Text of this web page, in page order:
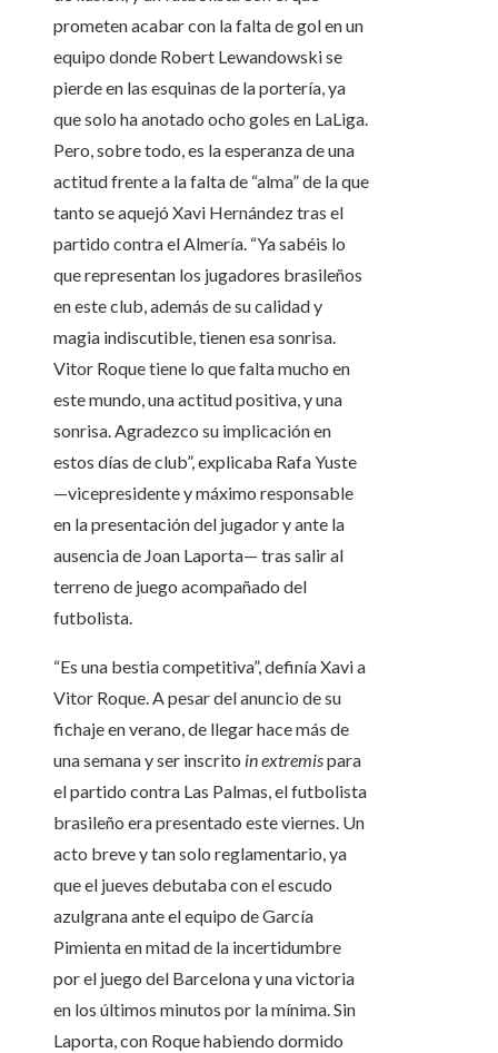
prometen acabar con la falta de gol en un
equipo donde Robert Lewandowski se
pierde en las esquinas de la portería, ya
que solo ha anotado ocho goles en LaLiga.
Pero, sobre todo, es la esperanza de una
actitud frente a la falta de “alma” de la que
tanto se aquejó Xavi Hernández tras el
partido contra el Almería. “Ya sabéis lo
que representan los jugadores brasileños
en este club, además de su calidad y
magia indiscutible, tienen esa sonrisa.
Vitor Roque tiene lo que falta mucho en
este mundo, una actitud positiva, y una
sonrisa. Agradezco su implicación en
estos días de club”, explicaba Rafa Yuste
—vicepresidente y máximo responsable
en la presentación del jugador y ante la
ausencia de Joan Laporta— tras salir al
terreno de juego acompañado del
futbolista.
“Es una bestia competitiva”, definía Xavi a
Vitor Roque. A pesar del anuncio de su
fichaje en verano, de llegar hace más de
una semana y ser inscrito in extremispara
el partido contra Las Palmas, el futbolista
brasileño era presentado este viernes. Un
acto breve y tan solo reglamentario, ya
que el jueves debutaba con el escudo
azulgrana ante el equipo de García
Pimienta en mitad de la incertidumbre
por el juego del Barcelona y una victoria
en los últimos minutos por la mínima. Sin
Laporta, con Roque habiendo dormido